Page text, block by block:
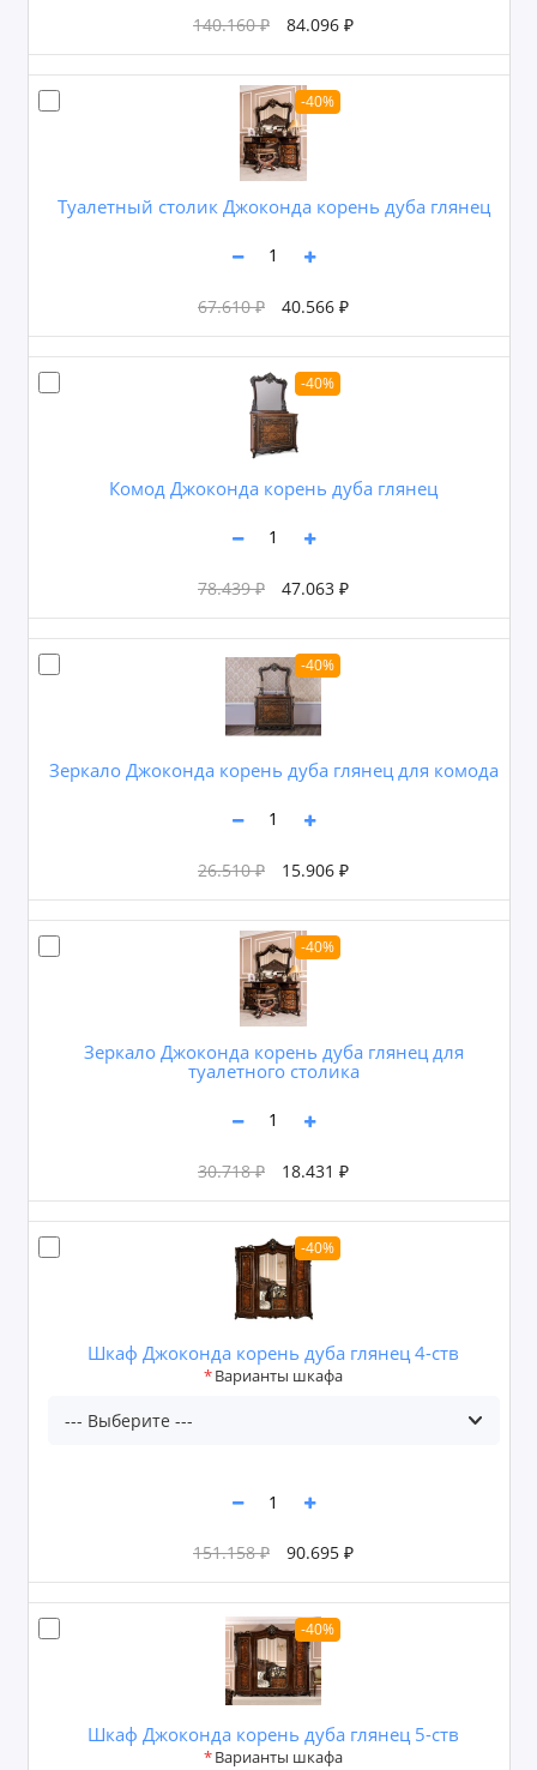
140.160 ₽ 84.096 ₽
-40%
Туалетный столик Джоконда корень дуба глянец
67.610 ₽ 40.566 ₽
-40%
Комод Джоконда корень дуба глянец
78.439 ₽ 47.063 ₽
-40%
Зеркало Джоконда корень дуба глянец для комода
26.510 ₽ 15.906 ₽
-40%
Зеркало Джоконда корень дуба глянец для
туалетного столика
30.718 ₽ 18.431 ₽
-40%
Шкаф Джоконда корень дуба глянец 4-ств
Варианты шкафа
151.158 ₽ 90.695 ₽
-40%
Шкаф Джоконда корень дуба глянец 5-ств
Варианты шкафа